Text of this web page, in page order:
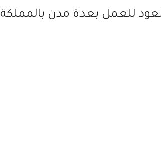
للعمل بعدة مدن بالمملكة